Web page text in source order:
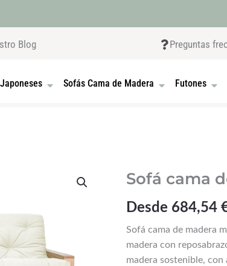
Blog Preguntas
OPEN TATAMIS JAPONESES
Sofás Cama de Madera OPEN SOFÁS
Futones
Sofá cama
Desde 684,54
Sofá cama de madera
madera con
madera sostenible,
Sofá
cama
de
madera
Vienna
cantidad